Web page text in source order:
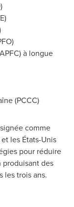
à longue
(PCCC)
comme
et les États-Unis
pour réduire
produisant des
les trois ans.